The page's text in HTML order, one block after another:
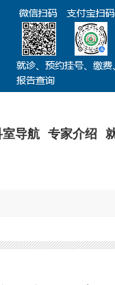
室导航 专家介绍